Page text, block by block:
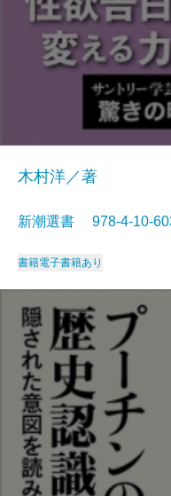
木村洋／著
新潮選書 978-4-10-
書籍電子書籍あり